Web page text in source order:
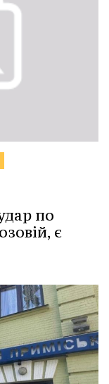
по
є